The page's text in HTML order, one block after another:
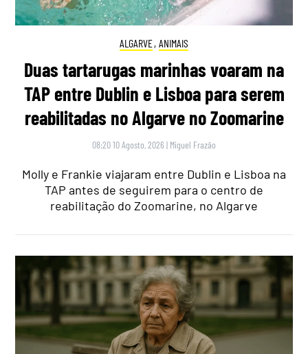
ALGARVE, ANIMAIS
Duas tartarugas marinhas voaram na
TAP entre Dublin e Lisboa para serem
reabilitadas no Algarve no Zoomarine
08:20 10 Agosto, 2026 | Miguel Frazão
Molly e Frankie viajaram entre Dublin e Lisboa na
TAP antes de seguirem para o centro de
reabilitação do Zoomarine, no Algarve